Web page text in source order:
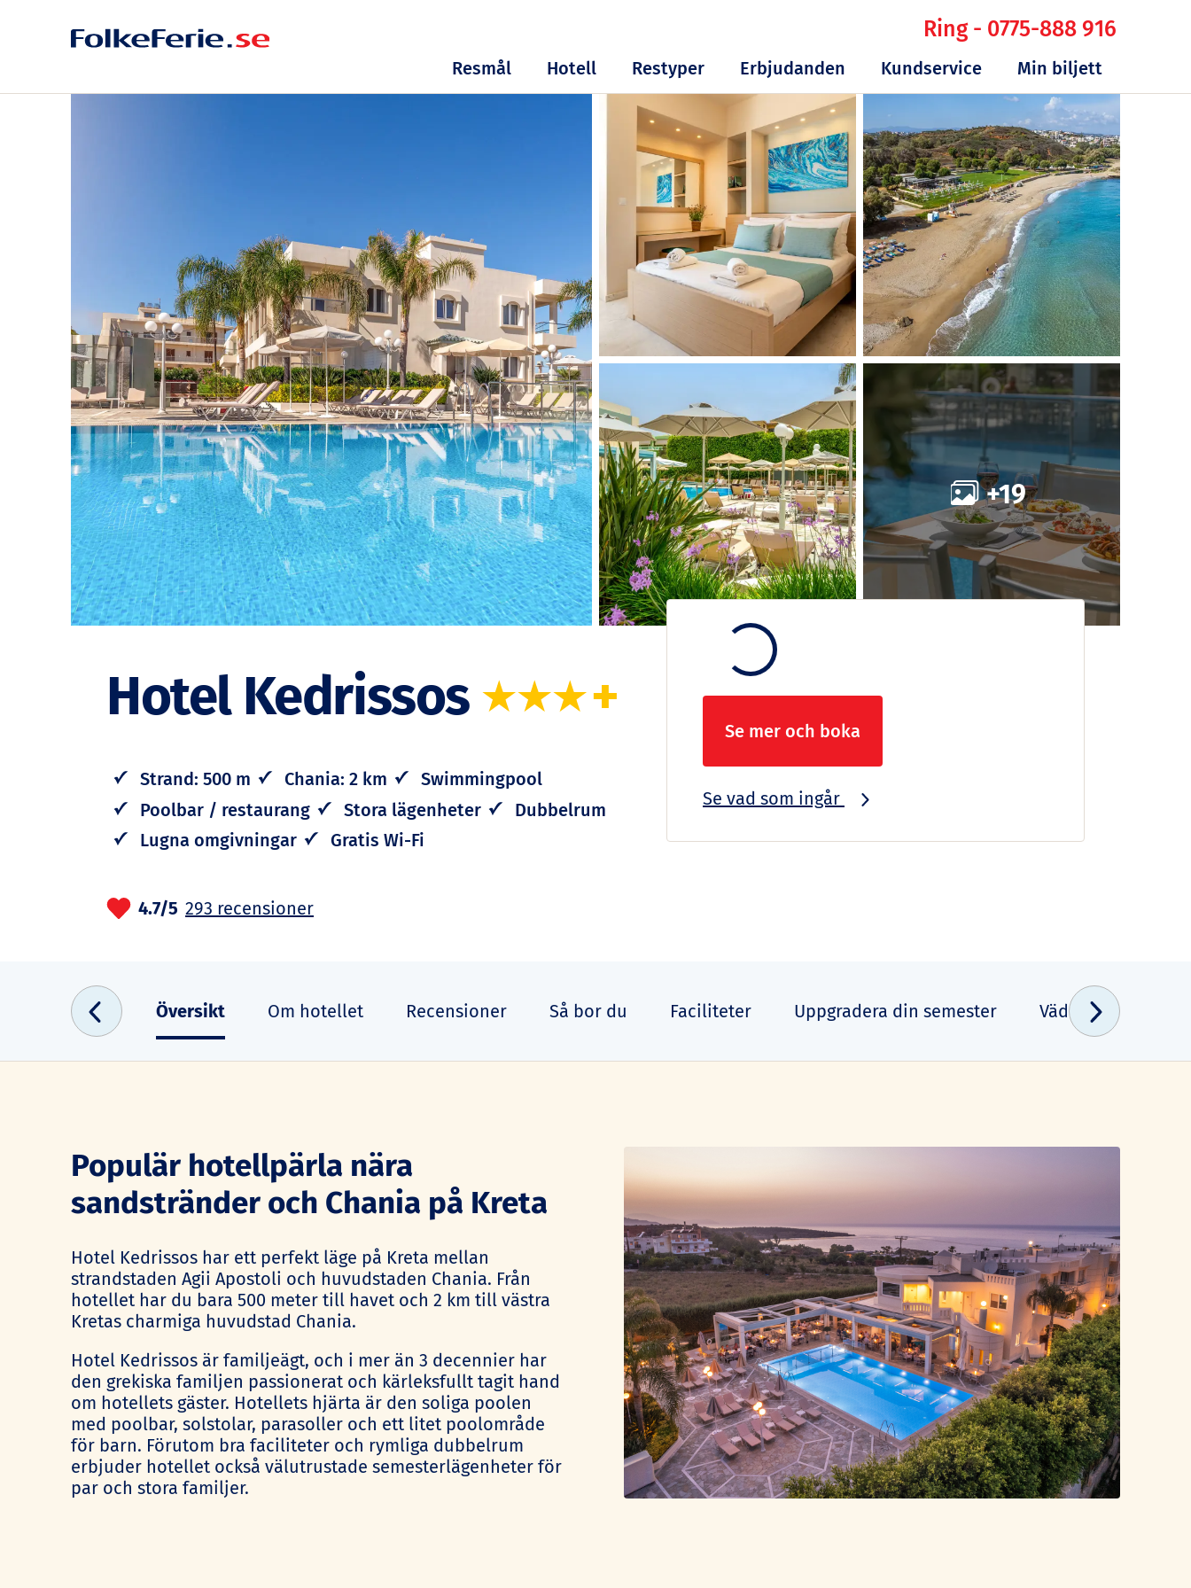
Resmål Hotell Restyper Erbjudanden Kundservice Min biljett
Ring - 0775-888 916
+19
Hotel Kedrissos +
Strand: 500 m Chania: 2 km
Swimmingpool
Poolbar / restaurang
Stora lägenheter
Dubbelrum
Lugna omgivningar
Gratis Wi-Fi
4.7/5 293 recensioner
Se mer och boka
Se vad som ingår
Översikt Om hotellet Recensioner Så bor du Faciliteter Uppgradera din semester Vädret
Populär hotellpärla nära
sandstränder och Chania på Kreta
Hotel Kedrissos har ett perfekt läge på Kreta mellan
strandstaden Agii Apostoli och huvudstaden Chania. Från
hotellet har du bara 500 meter till havet och 2 km till västra
Kretas charmiga huvudstad Chania.
Hotel Kedrissos är familjeägt, och i mer än 3 decennier har
den grekiska familjen passionerat och kärleksfullt tagit hand
om hotellets gäster. Hotellets hjärta är den soliga poolen
med poolbar, solstolar, parasoller och ett litet poolområde
för barn. Förutom bra faciliteter och rymliga dubbelrum
erbjuder hotellet också välutrustade semesterlägenheter för
par och stora familjer.